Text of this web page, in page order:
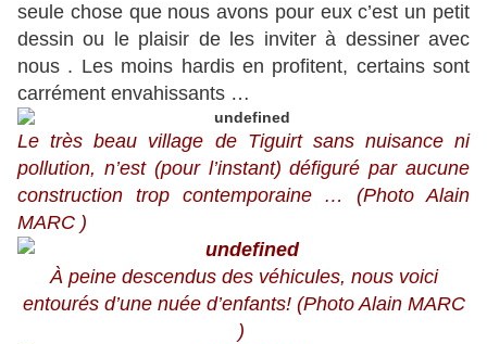
seule chose que nous avons pour eux c’est un petit
dessin ou le plaisir de les inviter à dessiner avec
nous . Les moins hardis en profitent, certains sont
carrément envahissants …
Le très beau village de Tiguirt sans nuisance ni
pollution, n’est (pour l’instant) défiguré par aucune
construction trop contemporaine … (Photo Alain
MARC )
Àpeine descendus des véhicules, nous voici
entourés d’une nuée d’enfants! (Photo Alain MARC
)